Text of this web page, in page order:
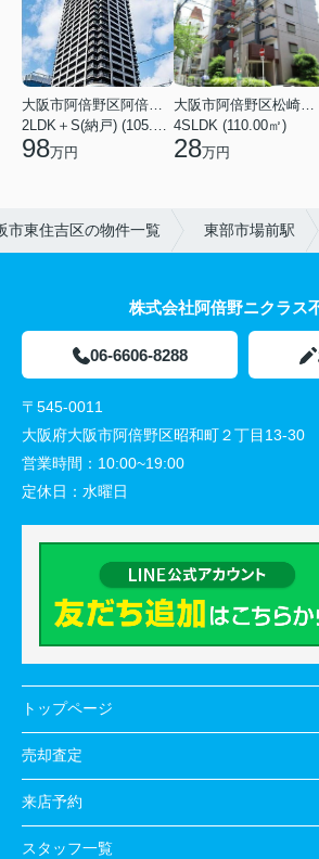
大阪市阿倍野区阿倍野筋１丁目
2LDK＋S(納戸) (105.43㎡)
98万円
大阪市阿倍野区松崎町３丁目
4SLDK (110.00㎡)
28万円
市東住吉区の物件一覧 東部市場前駅
株式会社阿倍野ニクラス
06-6606-8288
〒545-0011
大阪府大阪市阿倍野区昭和町２丁目13-30
営業時間： 10:00~19:00
定休日： 水曜日
トップページ
売却査定
来店予約
スタッフ一覧